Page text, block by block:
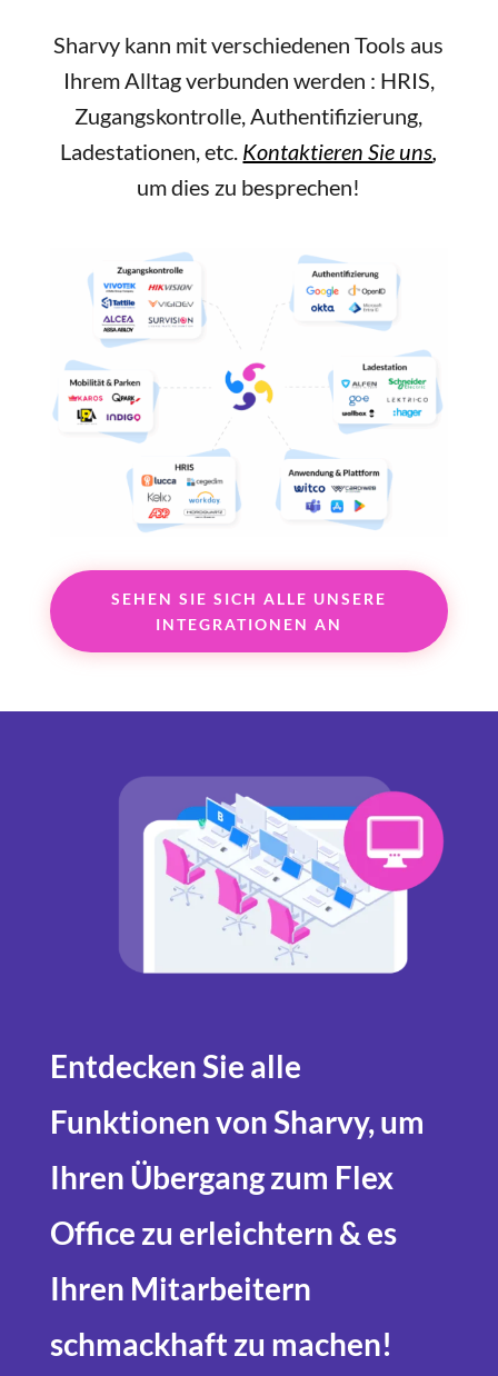
Sharvy kann mit verschiedenen Tools aus
Ihrem Alltag verbunden werden : HRIS,
Zugangskontrolle, Authentifizierung,
Ladestationen, etc. Kontaktieren Sie uns,
um dies zu besprechen!
SEHEN SIE SICH ALLE UNSERE
INTEGRATIONEN AN
Entdecken Sie alle
Funktionen von Sharvy, um
Ihren Übergang zum Flex
Office zu erleichtern & es
Ihren Mitarbeitern
schmackhaft zu machen!